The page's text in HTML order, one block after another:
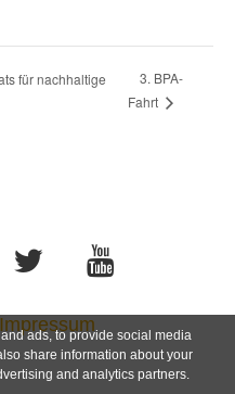
für nachhaltige
3. BPA-
Fahrt
Impressum
ads, to provide social media
share information about your
and analytics partners.